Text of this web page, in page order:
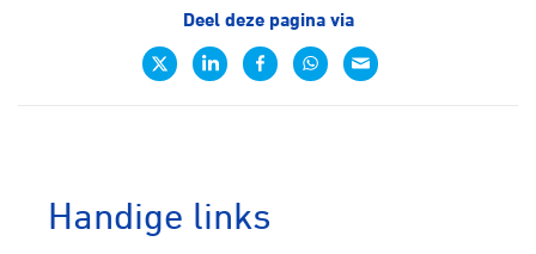
Deel deze pagina via
Handige links